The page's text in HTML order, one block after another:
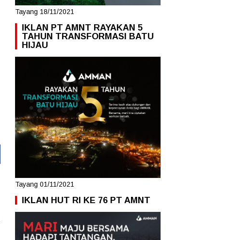
Tayang 18/11/2021
IKLAN PT AMNT RAYAKAN 5
TAHUN TRANSFORMASI BATU
HIJAU
Tayang 01/11/2021
IKLAN HUT RI KE 76 PT AMNT